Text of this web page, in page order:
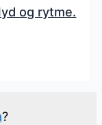
og rytme.
?